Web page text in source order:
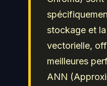
stockage et
vectorielle,
meilleures
ANN